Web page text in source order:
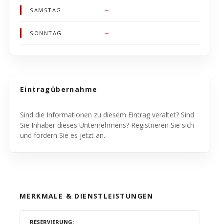
SAMSTAG –
SONNTAG –
Eintragübernahme
Sind die Informationen zu diesem Eintrag veraltet? Sind
Sie Inhaber dieses Unternehmens? Registrieren Sie sich
und fordern Sie es jetzt an.
MERKMALE & DIENSTLEISTUNGEN
RESERVIERUNG